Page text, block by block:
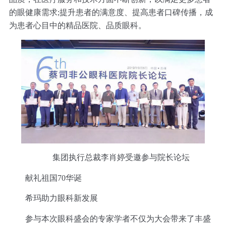
的眼健康需求;提升患者的满意度、提高患者口碑传播，成
为患者心目中的精品医院、品质眼科。
集团执行总裁李肖婷受邀参与院长论坛
献礼祖国70华诞
希玛助力眼科新发展
参与本次眼科盛会的专家学者不仅为大会带来了丰盛